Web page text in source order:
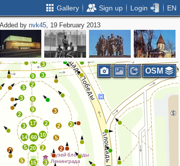
Gallery Sign up Login EN
Added bynvk45, 19 February 2013
2
2
2
3
4
2
2
3
17
9
6
3
3 2
9 3
2
2
3
60 10
5
2
2
15 3
20 2
14
5
5
2
OSM